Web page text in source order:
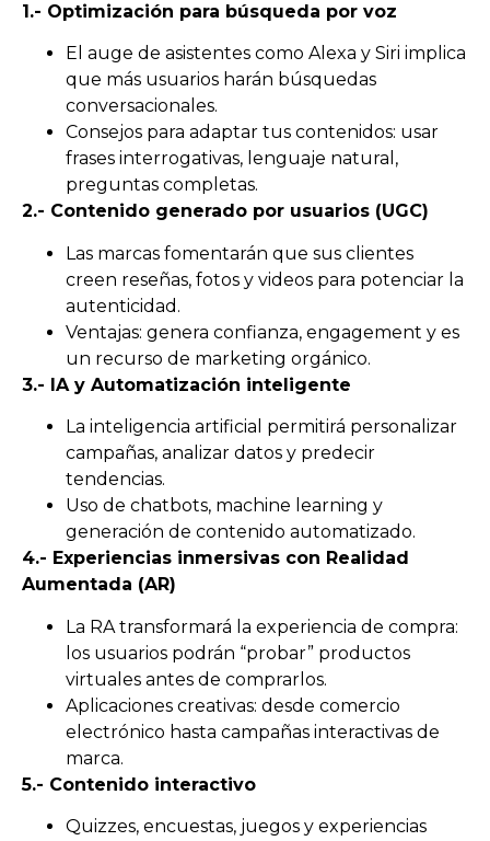
1.- Optimización para búsqueda por voz
El auge de asistentes como Alexa y Siri implica
que más usuarios harán búsquedas
conversacionales.
Consejos para adaptar tus contenidos: usar
frases interrogativas, lenguaje natural,
preguntas completas.
2.- Contenido generado por usuarios (UGC)
Las marcas fomentarán que sus clientes
creen reseñas, fotos y videos para potenciar la
autenticidad.
Ventajas: genera confianza, engagement y es
un recurso de marketing orgánico.
3.- IA y Automatización inteligente
La inteligencia artificial permitirá personalizar
campañas, analizar datos y predecir
tendencias.
Uso de chatbots, machine learning y
generación de contenido automatizado.
4.- Experiencias inmersivas con Realidad
Aumentada (AR)
La RA transformará la experiencia de compra:
los usuarios podrán “probar” productos
virtuales antes de comprarlos.
Aplicaciones creativas: desde comercio
electrónico hasta campañas interactivas de
marca.
5.- Contenido interactivo
Quizzes, encuestas, juegos y experiencias